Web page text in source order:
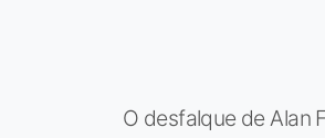
O desfalque de Alan